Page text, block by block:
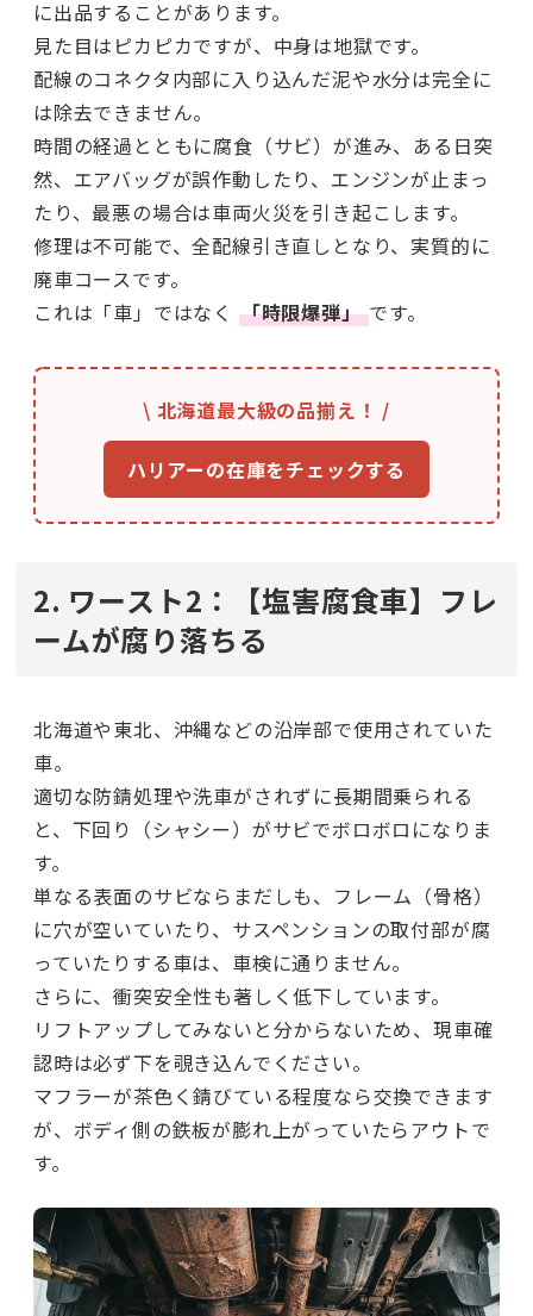
に出品することがあります。
見た目はピカピカですが、中身は地獄です。
配線のコネクタ内部に入り込んだ泥や水分は完全に
は除去できません。
時間の経過とともに腐食（サビ）が進み、ある日突
然、エアバッグが誤作動したり、エンジンが止まっ
たり、最悪の場合は車両火災を引き起こします。
修理は不可能で、全配線引き直しとなり、実質的に
廃車コースです。
これは「車」ではなく 「時限爆弾」です。
\ 北海道最大級の品揃え！ /
ハリアーの在庫をチェックする
2. ワースト2：【塩害腐食車】フレ
ームが腐り落ちる
北海道や東北、沖縄などの沿岸部で使用されていた
車。
適切な防錆処理や洗車がされずに長期間乗られる
と、下回り（シャシー）がサビでボロボロになりま
す。
単なる表面のサビならまだしも、フレーム（骨格）
に穴が空いていたり、サスペンションの取付部が腐
っていたりする車は、車検に通りません。
さらに、衝突安全性も著しく低下しています。
リフトアップしてみないと分からないため、現車確
認時は必ず下を覗き込んでください。
マフラーが茶色く錆びている程度なら交換できます
が、ボディ側の鉄板が膨れ上がっていたらアウトで
す。